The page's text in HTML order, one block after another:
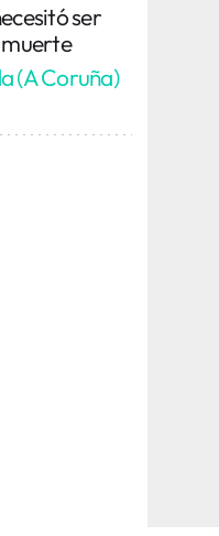
ser
(A Coruña)